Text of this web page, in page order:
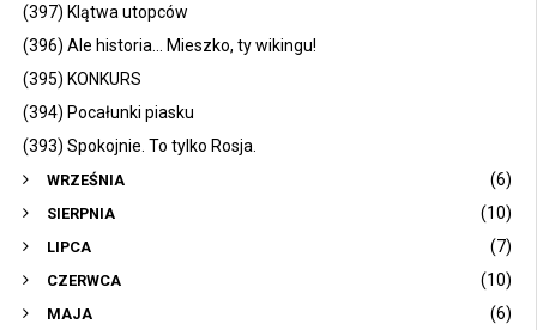
(397) Klątwa utopców
(396) Ale historia... Mieszko, ty wikingu!
(395) KONKURS
(394) Pocałunki piasku
(393) Spokojnie. To tylko Rosja.
WRZEŚNIA (6)
SIERPNIA (10)
LIPCA (7)
CZERWCA (10)
MAJA (6)